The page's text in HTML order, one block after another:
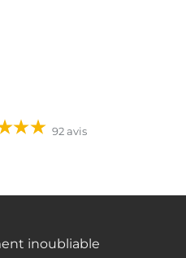
92 avis
inoubliable